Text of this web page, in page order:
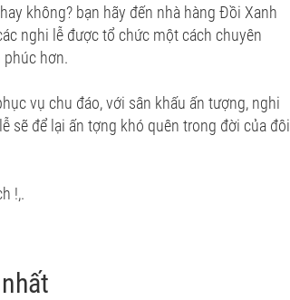
không? bạn hãy đến nhà hàng Đồi Xanh
nghi lễ được tổ chức một cách chuyên
hơn.
vụ chu đáo, với sân khấu ấn tượng, nghi
sẽ để lại ấn tợng khó quên trong đời của đôi
!,.